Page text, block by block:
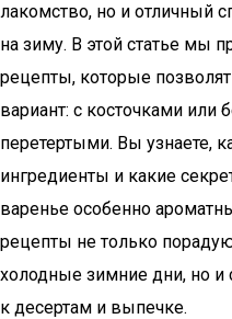
лакомство, но и отличный
на зиму. В этой статье мы
рецепты, которые
вариант: с косточками или
перетертыми. Вы узнаете,
ингредиенты и какие
варенье особенно
рецепты не только
холодные зимние дни, но и
к десертам и выпечке.